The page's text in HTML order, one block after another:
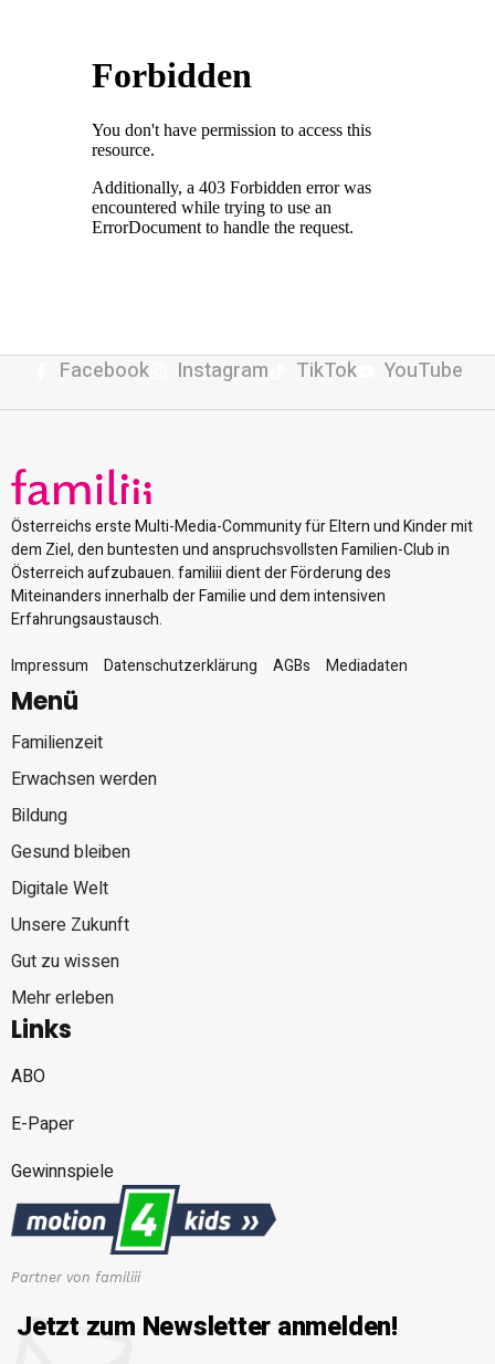
Facebook Instagram TikTok YouTube
Österreichs erste Multi-Media-Community für Eltern und Kinder mit
dem Ziel, den buntesten und anspruchsvollsten Familien-Club in
Österreich aufzubauen. familiii dient der Förderung des
Miteinanders innerhalb der Familie und dem intensiven
Erfahrungsaustausch.
Impressum
Datenschutzerklärung AGBs Mediadaten
Menü
Familienzeit
Erwachsen werden
Bildung
Gesund bleiben
Digitale Welt
Unsere Zukunft
Gut zu wissen
Mehr erleben
Links
ABO
E-Paper
Gewinnspiele
Partner von familiii
Jetzt zum Newsletter anmelden!